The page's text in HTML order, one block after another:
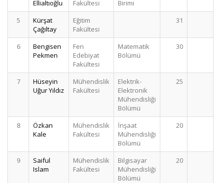
Ellialtıoğlu
Fakültesi
Birimi
5
Kürşat
Çağıltay
Eğitim
Fakültesi
31
6
Bengisen
Pekmen
Fen
Edebiyat
Fakültesi
Matematik
Bölümü
30
7
Hüseyin
Uğur Yıldız
Mühendislik
Fakültesi
Elektrik-
Elektronik
Mühendisliği
Bölümü
25
8
Özkan
Kale
Mühendislik
Fakültesi
İnşaat
Mühendisliği
Bölümü
20
9
Saiful
Islam
Mühendislik
Fakültesi
Bilgisayar
Mühendisliği
Bölümü
20